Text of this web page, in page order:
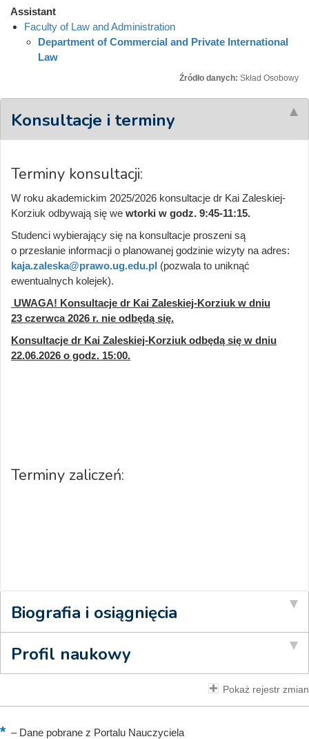
Assistant
Faculty of Law and Administration
Department of Commercial and Private International
Law
Źródło danych: Skład Osobowy
Konsultacje i terminy
Terminy konsultacji:
W roku akademickim 2025/2026 konsultacje dr Kai Zaleskiej-
Korziuk odbywają się we wtorki w godz. 9:45-11:15.
Studenci wybierający się na konsultacje proszeni są
o przesłanie informacji o planowanej godzinie wizyty na adres:
kaja.zaleska@prawo.ug.edu.pl (pozwala to uniknąć
ewentualnych kolejek).
UWAGA! Konsultacje dr Kai Zaleskiej-Korziuk w dniu
23 czerwca 2026 r. nie odbędą się.
Konsultacje dr Kai Zaleskiej-Korziuk odbędą się w dniu
22.06.2026 o godz. 15:00.
Terminy zaliczeń:
Biografia i osiągnięcia
Profil naukowy
Pokaż rejestr zmian
–Dane pobrane z Portalu Nauczyciela